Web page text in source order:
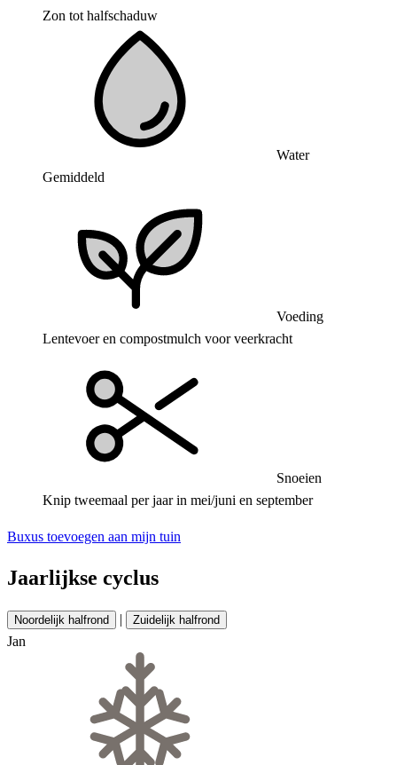
Zon tot halfschaduw
Water
Gemiddeld
Voeding
Lentevoer en compostmulch voor veerkracht
Snoeien
Knip tweemaal per jaar in mei/juni en september
Buxus toevoegen aan mijn tuin
Jaarlijkse cyclus
Noordelijk halfrond | Zuidelijk halfrond
Jan